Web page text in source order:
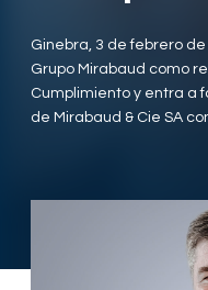
Ginebra, 3 de febrero
Grupo Mirabaud como
Cumplimiento y entra a
de Mirabaud & Cie SA